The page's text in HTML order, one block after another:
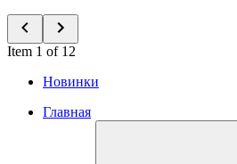
Item 1 of 12
Новинки
Главная